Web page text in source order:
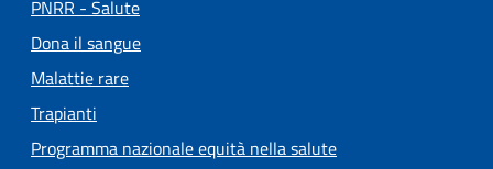
PNRR - Salute
Dona il sangue
Malattie rare
Trapianti
Programma nazionale equità nella salute